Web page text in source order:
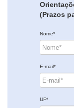
(Prazos
Nome*
E-mail*
UF*